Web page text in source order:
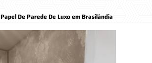
Papel De Parede De Luxo em Brasilândia